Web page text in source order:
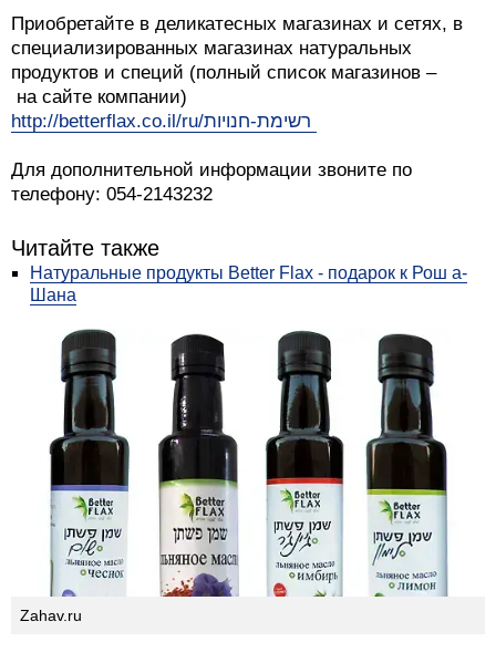
Приобретайте в деликатесных магазинах и сетях, в
специализированных магазинах натуральных
продуктов и специй (полный список магазинов –
на сайте компании)
Для дополнительной информации звоните по
телефону: 054-2143232
Читайте также
Натуральные продукты Better Flax - подарок к Рош а-
Шана
Zahav.ru